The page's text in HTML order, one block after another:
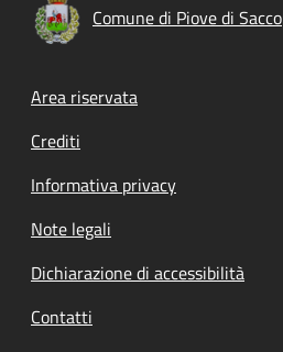
Comune di Piove di Sacco
Footer menu
Area riservata
Crediti
Informativa privacy
Note legali
Dichiarazione di accessibilità
Contatti